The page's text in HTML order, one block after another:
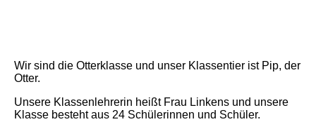
Wir sind die Otterklasse und unser Klassentier ist Pip, der
Otter.
Unsere Klassenlehrerin heißt Frau Linkens und unsere
Klasse besteht aus 24 Schülerinnen und Schüler.